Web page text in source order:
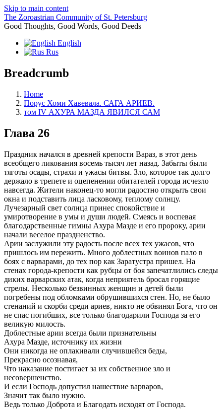
Skip to main content
The Zoroastrian Community of St. Petersburg
Good Thoughts, Good Words, Good Deeds
English
Rus
Breadcrumb
Home
Порус Хоми Хавевала. САГА АРИЕВ.
том IV АХУРА МАЗДА ЯВИЛСЯ САМ
Глава 26
Праздник начался в древней крепости Вараз, в этот день
всеобщего ликования восемь тысяч лет назад. Забыты были
тяготы осады, страхи и ужасы битвы. Зло, которое так долго
держало в трепете и оцепенении обитателей города исчезло
навсегда. Жители наконец-то могли радостно открыть свои
окна и подставить лица ласковому, теплому солнцу.
Лучезарный свет солнца принес спокойствие и
умиротворение в умы и души людей. Смеясь и воспевая
благодарственные гимны Ахура Мазде и его пророку, арии
начали веселое праздненство.
Арии заслужили эту радость после всех тех ужасов, что
пришлось им пережить. Много доблестных воинов пало в
боях с варварами, до тех пор как Заратустра пришел. На
стенах города-крепости как рубцы от боя запечатлились следы
диких варварских атак, когда неприятель бросал горящие
стрелы. Несколько безвинных женщин и детей были
погребены под обломками обрушившихся стен. Но, не было
стенаний и скорби среди ариев, никто не обвинял Бога, что он
не спас погибших, все только благодарили Господа за его
великую милость.
Доблестные арии всегда были признательны
Ахура Мазде, источнику их жизни
Они никогда не оплакивали случившейся беды,
Прекрасно осознавая,
Что наказание постигает за их собственное зло и
несовершенство.
И если Господь допустил нашествие варваров,
Значит так было нужно.
Ведь только Доброта и Благодать исходят от Господа.